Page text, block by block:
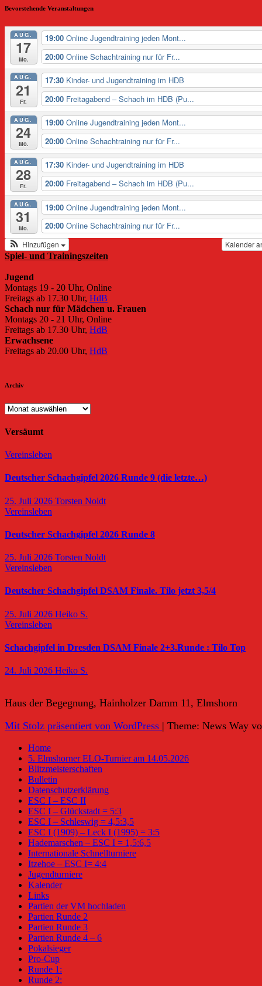
Bevorstehende Veranstaltungen
AUG.
17
Mo.
19:00 Online Jugendtraining jeden Mont...
20:00 Online Schachtraining nur für Fr...
AUG.
21
Fr.
17:30 Kinder- und Jugendtraining im HDB
20:00 Freitagabend – Schach im HDB (Pu...
AUG.
24
Mo.
19:00 Online Jugendtraining jeden Mont...
20:00 Online Schachtraining nur für Fr...
AUG.
28
Fr.
17:30 Kinder- und Jugendtraining im HDB
20:00 Freitagabend – Schach im HDB (Pu...
AUG.
31
Mo.
19:00 Online Jugendtraining jeden Mont...
20:00 Online Schachtraining nur für Fr...
Kalender
Hinzufügen
Spiel- und Trainingszeiten
Jugend
Montags 19 - 20 Uhr, Online
Freitags ab 17.30 Uhr, HdB
Schach nur für Mädchen u. Frauen
Montags 20 - 21 Uhr, Online
Freitags ab 17.30 Uhr, HdB
Erwachsene
Freitags ab 20.00 Uhr, HdB
Archiv
Archiv
Versäumt
Vereinsleben
Deutscher Schachgipfel 2026 Runde 9 (die letzte…)
25. Juli 2026 Torsten Noldt
Vereinsleben
Deutscher Schachgipfel 2026 Runde 8
25. Juli 2026 Torsten Noldt
Vereinsleben
Deutscher Schachgipfel DSAM Finale. Tilo jetzt 3,5/4
25. Juli 2026 Heiko S.
Vereinsleben
Schachgipfel in Dresden DSAM Finale 2+3.Runde : Tilo Top
24. Juli 2026 Heiko S.
Haus der Begegnung, Hainholzer Damm 11, Elmshorn
Mit Stolz präsentiert von WordPress | Theme: News Way
Home
5. Elmshorner ELO-Turnier am 14.05.2026
Blitzmeisterschaften
Bulletin
Datenschutzerklärung
ESC I – ESC II
ESC I – Glückstadt = 5:3
ESC I – Schleswig = 4,5:3,5
ESC I (1909) – Leck I (1995) = 3:5
Hademarschen – ESC I = 1,5:6,5
Internationale Schnellturniere
Itzehoe – ESC I= 4:4
Jugendturniere
Kalender
Links
Partien der VM hochladen
Partien Runde 2
Partien Runde 3
Partien Runde 4 – 6
Pokalsieger
Pro-Cup
Runde 1:
Runde 2: